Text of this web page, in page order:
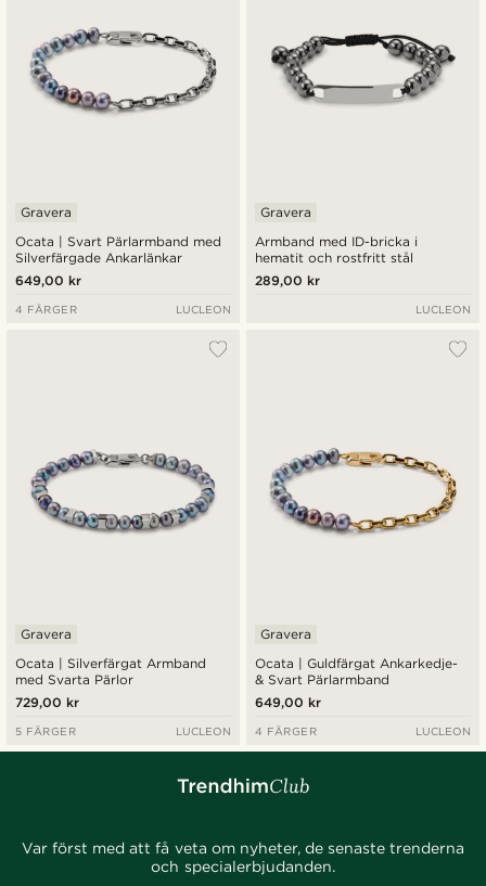
Ocata | Svart Pärlarmband med
Silverfärgade Ankarlänkar
Gravera
649,00 kr
4 FÄRGER LUCLEON
Armband med ID-bricka i
hematit och rostfritt stål
Gravera
289,00 kr
LUCLEON
Ocata | Silverfärgat Armband
med Svarta Pärlor
Gravera
729,00 kr
5 FÄRGER LUCLEON
Ocata | Guldfärgat Ankarkedje-
& Svart Pärlarmband
Gravera
649,00 kr
4 FÄRGER LUCLEON
Var först med att få veta om nyheter, de senaste trenderna
och specialerbjudanden.